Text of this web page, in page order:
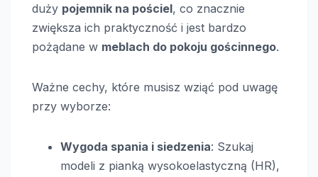
duży pojemnik na pościel, co znacznie
zwiększa ich praktyczność i jest bardzo
pożądane w meblach do pokoju gościnnego.
Ważne cechy, które musisz wziąć pod uwagę
przy wyborze:
Wygoda spania i siedzenia: Szukaj
modeli z pianką wysokoelastyczną (HR),